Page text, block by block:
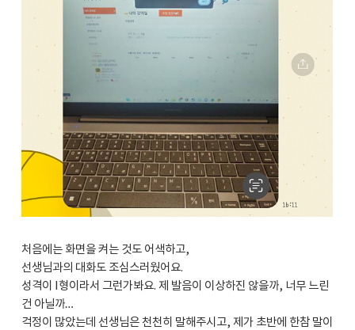
처음에는 화면을 켜는 것도 어색하고,
선생님과의 대화도 조심스러웠어요.
성격이 I형이라서 그런가봐요. 제 발음이 이상하진 않을까, 너무 느린
건 아닐까…
걱정이 많았는데 선생님은 천천히 말해주시고, 제가 초반에 한참 말이